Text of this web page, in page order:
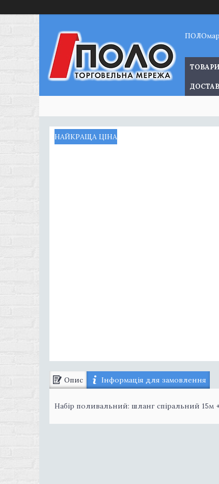
НАЙКРАЩА ЦІНА
Опис Інформація для замовлення
Набір поливальний: шланг спіральний 15м